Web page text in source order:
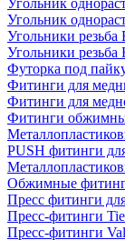
Угольник
Угольники резьба
Угольники резьба
Футорка под
Фитинги для
Фитинги для
Фитинги
PUSH фитинги
Обжимные
Пресс фитинги
Пресс-фитинги
Пресс-фитинги